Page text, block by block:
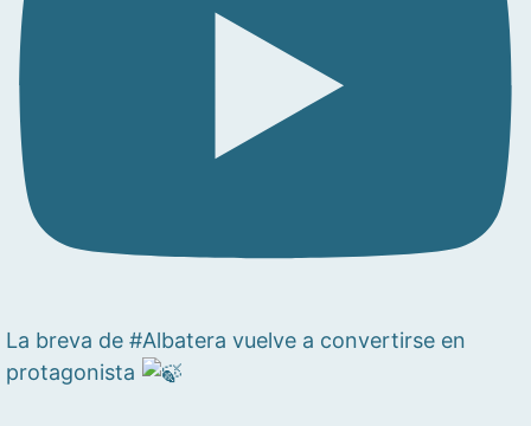
La breva de #Albatera vuelve a convertirse en
protagonista